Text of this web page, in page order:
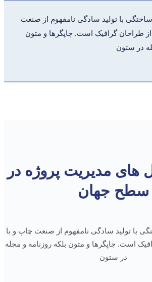
با تولید سادگی نامفهوم از صنعت
طراحان گرافیک است. چاپگرها و متون
در ستون
های مدیریت پروژه در
سطح جهان
با تولید سادگی نامفهوم از صنعت چاپ و با
است. چاپگرها و متون بلکه روزنامه و مجله
در ستون